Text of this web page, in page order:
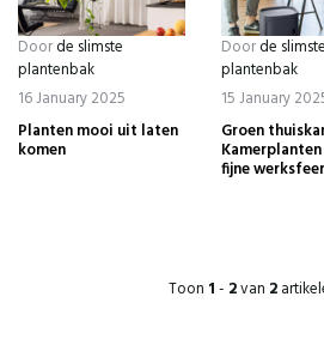
Doorde slimste
plantenbak
16 January 2025
Planten mooi uit laten
komen
Doorde slimste
plantenbak
15 January
Groen
fijne werksfeer
Toon 1- 2van 2